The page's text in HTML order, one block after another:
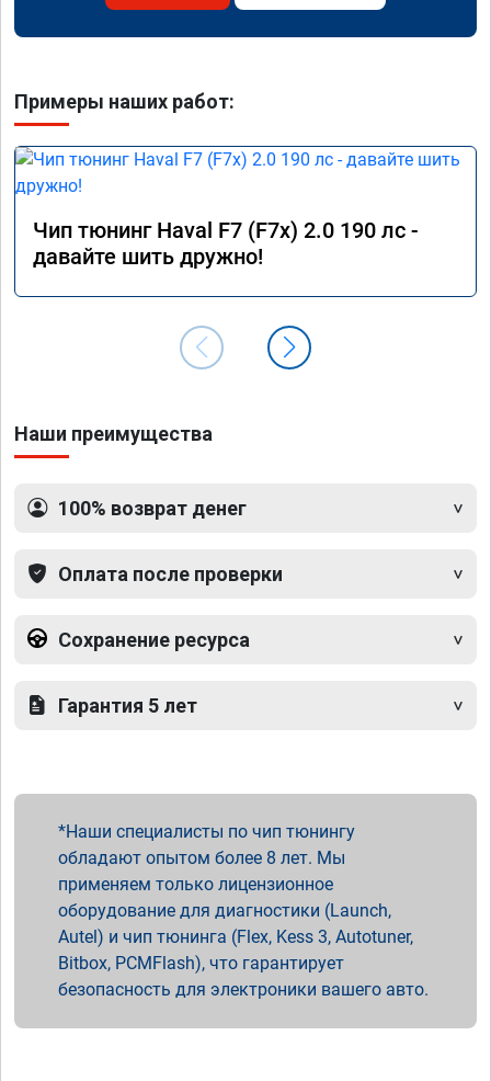
Примеры наших работ:
Чип тюнинг Haval F7 (F7x) 2.0 190 лс -
давайте шить дружно!
Наши преимущества
100% возврат денег
Оплата после проверки
Сохранение ресурса
Гарантия 5 лет
Наши специалисты по чип тюнингу
обладают опытом более 8 лет. Мы
применяем только лицензионное
оборудование для диагностики (Launch,
Autel) и чип тюнинга (Flex, Kess 3, Autotuner,
Bitbox, PCMFlash), что гарантирует
безопасность для электроники вашего авто.